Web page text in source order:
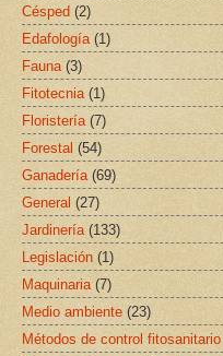
Césped (2)
Edafología (1)
Fauna (3)
Fitotecnia (1)
Floristería (7)
Forestal (54)
Ganadería (69)
General (27)
Jardinería (133)
Legislación (1)
Maquinaria (7)
Medio ambiente (23)
Métodos de control fitosanitario